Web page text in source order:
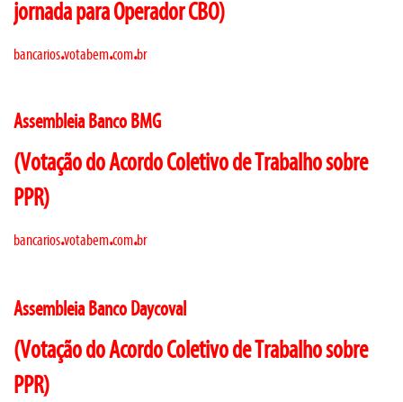
jornada para Operador CBO)
bancarios.votabem.com.br
Assembleia Banco BMG
(Votação do Acordo Coletivo de Trabalho sobre
PPR)
bancarios.votabem.com.br
Assembleia Banco Daycoval
(Votação do Acordo Coletivo de Trabalho sobre
PPR)